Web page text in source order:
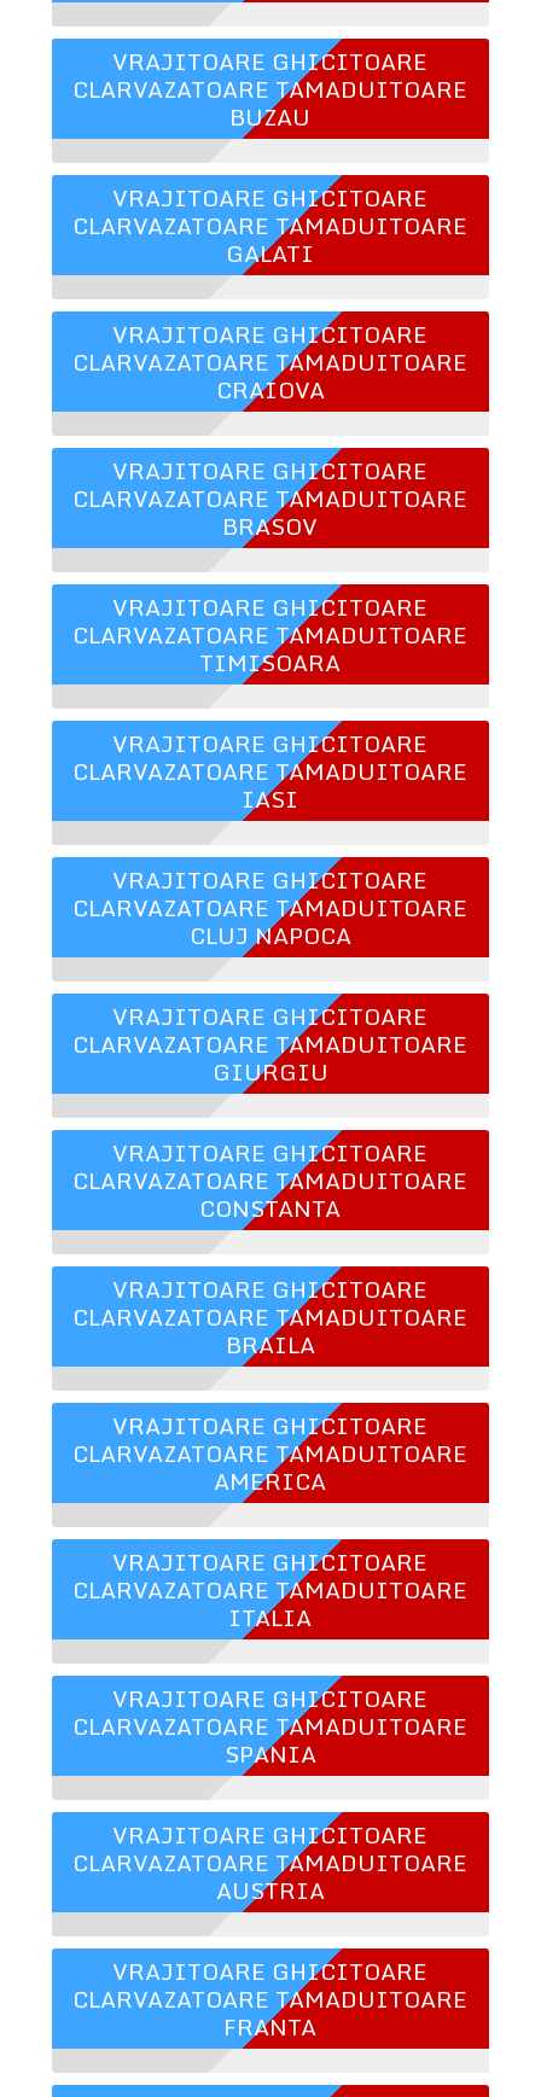
VRAJITOARE GHICITOARE
CLARVAZATOARE TAMADUITOARE
BUZAU
VRAJITOARE GHICITOARE
CLARVAZATOARE TAMADUITOARE
GALATI
VRAJITOARE GHICITOARE
CLARVAZATOARE TAMADUITOARE
CRAIOVA
VRAJITOARE GHICITOARE
CLARVAZATOARE TAMADUITOARE
BRASOV
VRAJITOARE GHICITOARE
CLARVAZATOARE TAMADUITOARE
TIMISOARA
VRAJITOARE GHICITOARE
CLARVAZATOARE TAMADUITOARE
IASI
VRAJITOARE GHICITOARE
CLARVAZATOARE TAMADUITOARE
CLUJ NAPOCA
VRAJITOARE GHICITOARE
CLARVAZATOARE TAMADUITOARE
GIURGIU
VRAJITOARE GHICITOARE
CLARVAZATOARE TAMADUITOARE
CONSTANTA
VRAJITOARE GHICITOARE
CLARVAZATOARE TAMADUITOARE
BRAILA
VRAJITOARE GHICITOARE
CLARVAZATOARE TAMADUITOARE
AMERICA
VRAJITOARE GHICITOARE
CLARVAZATOARE TAMADUITOARE
ITALIA
VRAJITOARE GHICITOARE
CLARVAZATOARE TAMADUITOARE
SPANIA
VRAJITOARE GHICITOARE
CLARVAZATOARE TAMADUITOARE
AUSTRIA
VRAJITOARE GHICITOARE
CLARVAZATOARE TAMADUITOARE
FRANTA